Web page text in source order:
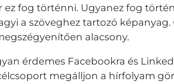
ez fog történni. Ugyanez fog
a szöveghez tartozó képanyag.
alacsony.
érdemes Facebookra és
megálljon a hírfolyam